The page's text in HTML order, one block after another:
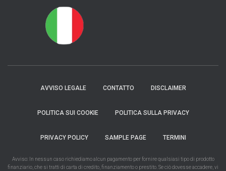
AVVISO LEGALE CONTATTO DISCLAIMER
POLITICA SUI COOKIE POLITICA SULLA PRIVACY
PRIVACY POLICY SAMPLE PAGE TERMINI
Avviso: In nessun caso richiediamo alcun pagamento per fornire qualsiasi tipo di prodotto
finanziario, che si tratti di carta di credito, finanziamento o prestito. Se ciò dovesse accadere, vi